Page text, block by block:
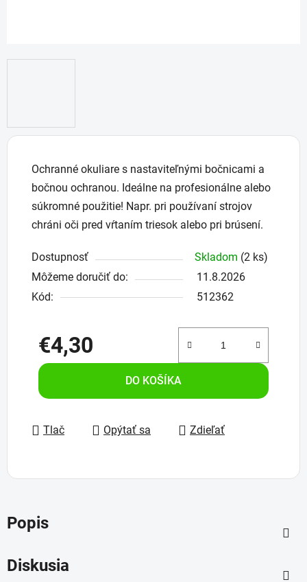
Ochranné okuliare s nastaviteľnými bočnicami a
bočnou ochranou. Ideálne na profesionálne alebo
súkromné použitie! Napr. pri používaní strojov
chráni oči pred vŕtaním triesok alebo pri brúsení.
Dostupnosť Skladom (2 ks)
Môžeme doručiť do:
11.8.2026
Kód:
512362
€4,30
Jednotková cena:
DO KOŠÍKA
Tlač Opýtať sa Zdieľať
Popis
Diskusia